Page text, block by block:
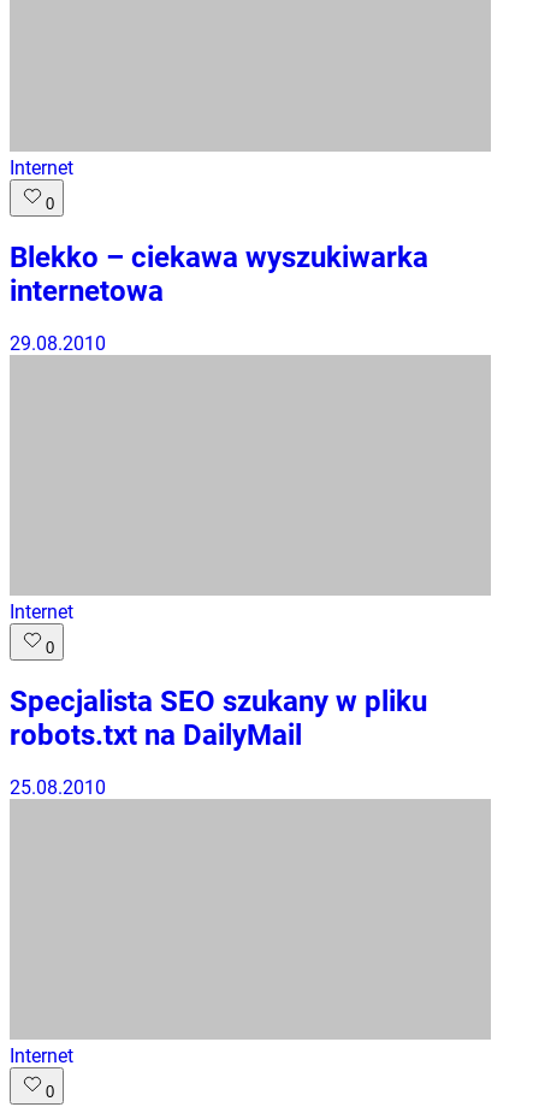
Internet
0
Blekko – ciekawa wyszukiwarka
internetowa
29.08.2010
Internet
0
Specjalista SEO szukany w pliku
robots.txt na DailyMail
25.08.2010
Internet
0